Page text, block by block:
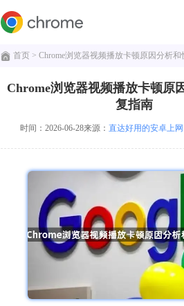
首页 > Chrome浏览器视频播放卡顿原因分析
Chrome浏览器视频播放卡顿原
复指南
时间：2026-06-28来源： 直达好用的安卓上